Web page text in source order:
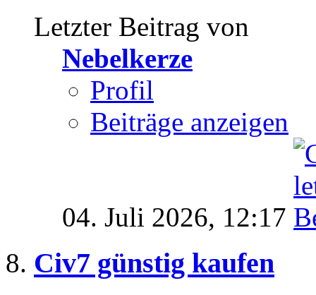
Letzter Beitrag von
Nebelkerze
Profil
Beiträge anzeigen
04. Juli 2026, 12:17
Civ7 günstig kaufen